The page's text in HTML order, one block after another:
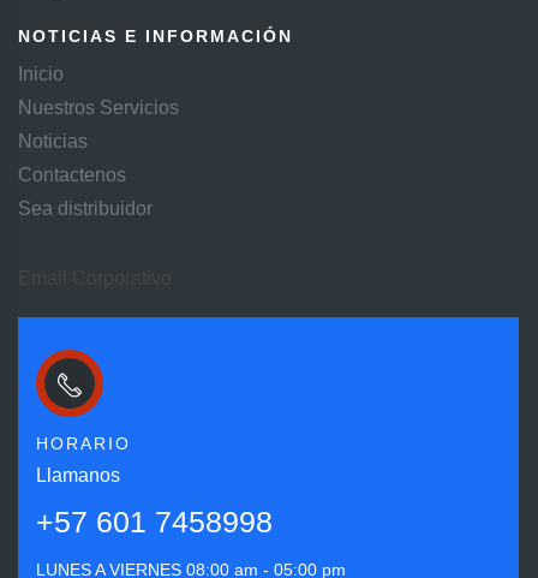
NOTICIAS E INFORMACIÓN
Inicio
Nuestros Servicios
Noticias
Contactenos
Sea distribuidor
HORARIO
Llamanos
+57 601 7458998
LUNES A VIERNES 08:00 am - 05:00 pm